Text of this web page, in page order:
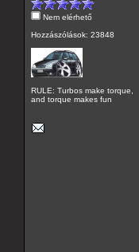
Nem elérhető
Hozzászólások: 23848
RULE: Turbos make torque,
and torque makes fun